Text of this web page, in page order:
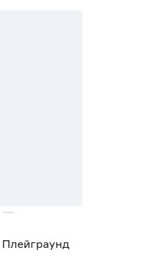
Плейграунд